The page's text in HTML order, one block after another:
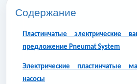
Содержание
Пластинчатые электрические
предложение Pneumat System
Электрические пластинчатые
насосы